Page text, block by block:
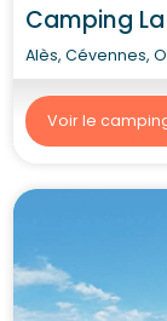
Camping
Alès, Cévennes,
Voir le